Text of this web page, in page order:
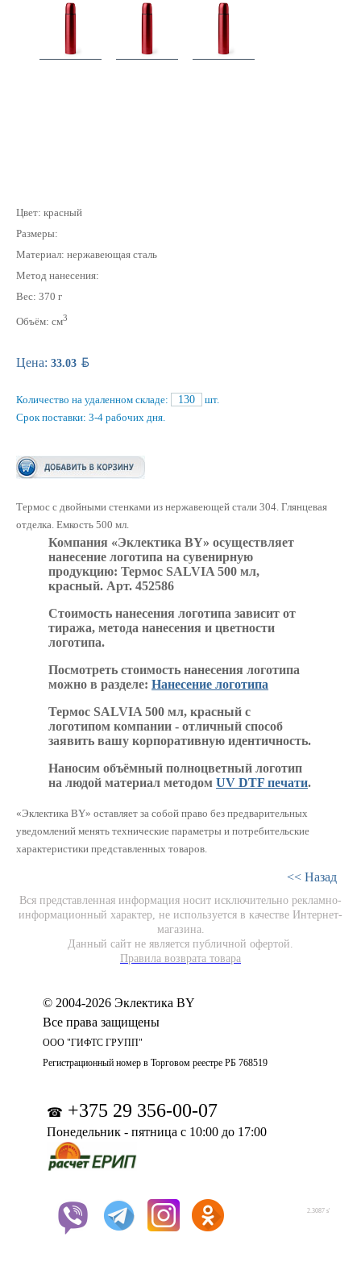
Цвет: красный
Размеры:
Материал: нержавеющая cталь
Метод нанесения:
Вес: 370 г
Объём: см3
Цена: 33.03 BYN
Количество на удаленном складе: 130
шт.
Срок поставки: 3-4 рабочих дня.
Термос с двойными стенками из нержавеющей стали 304. Глянцевая
отделка. Емкость 500 мл.
Компания «Эклектика BY» осуществляет
нанесение логотипа на сувенирную
продукцию: Термос SALVIA 500 мл,
красный. Арт. 452586
Стоимость нанесения логотипа зависит от
тиража, метода нанесения и цветности
логотипа.
Посмотреть стоимость нанесения логотипа
можно в разделе:Нанесение логотипа
Термос SALVIA 500 мл, красный с
логотипом компании - отличный способ
заявить вашу корпоративную идентичность.
Наносим объёмный полноцветный логотип
на людой материал методомUV DTF печати.
«Эклектика BY» оставляет за собой право без предварительных
уведомлений менять технические параметры и потребительские
характеристики представленных товаров.
<< Назад
Вся представленная информация носит исключительно рекламно-
информационный характер, не используется в качестве Интернет-
магазина.
Данный сайт не является публичной офертой.
Правила возврата товара
© 2004-2026 Эклектика BY
Все права защищены
ООО "ГИФТС ГРУПП"
Регистрационный номер в Торговом реестре РБ 768519
☎ +375 29 356-00-07
Понедельник - пятница с 10:00 до 17:00
2.3087 s'